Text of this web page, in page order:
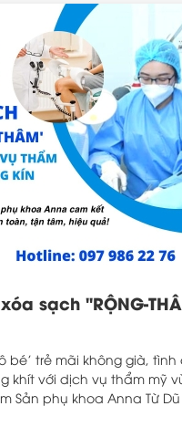
sạch "RỘNG-
bé' trẻ mãi không già,
khít với dịch vụ thẩm mỹ
Sản phụ khoa Anna Từ